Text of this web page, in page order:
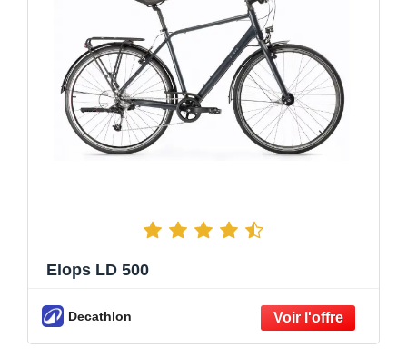
Elops LD 500
Decathlon